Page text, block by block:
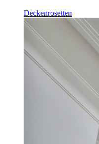
Deckenrosetten